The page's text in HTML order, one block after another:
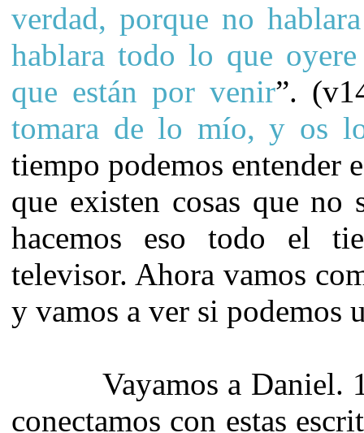
verdad, porque no
hablara todo lo que
que están por venir”.
tomara de lo mío, y os
tiempo podemos entender
que existen cosas que no
hacemos eso todo el
televisor. Ahora vamos
y vamos a ver si podemos
Vayamos a Daniel.
conectamos con estas